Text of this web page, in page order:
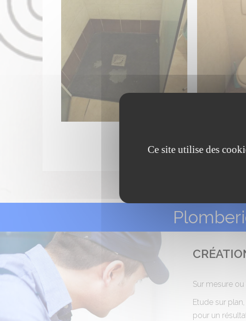
Sur mesure
Etude sur
pour un
Ce site utilise des